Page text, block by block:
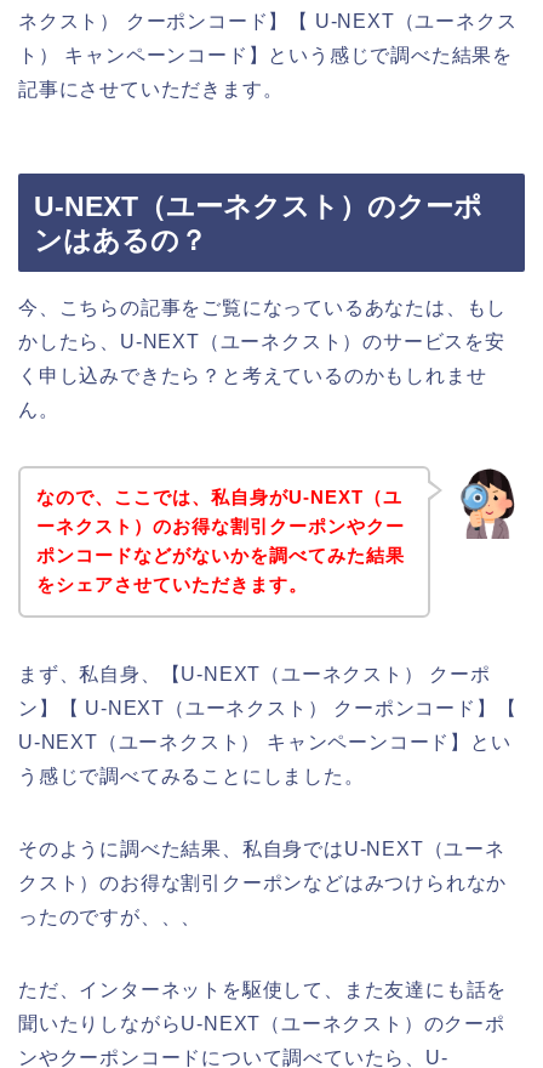
ネクスト） クーポンコード】【 U-NEXT（ユーネクス
ト） キャンペーンコード】という感じで調べた結果を
記事にさせていただきます。
U-NEXT（ユーネクスト）のクーポ
ンはあるの？
今、こちらの記事をご覧になっているあなたは、もし
かしたら、U-NEXT（ユーネクスト）のサービスを安
く申し込みできたら？と考えているのかもしれませ
ん。
なので、ここでは、私自身がU-NEXT（ユ
ーネクスト）のお得な割引クーポンやクー
ポンコードなどがないかを調べてみた結果
をシェアさせていただきます。
まず、私自身、【U-NEXT（ユーネクスト） クーポ
ン】【 U-NEXT（ユーネクスト） クーポンコード】【
U-NEXT（ユーネクスト） キャンペーンコード】とい
う感じで調べてみることにしました。
そのように調べた結果、私自身ではU-NEXT（ユーネ
クスト）のお得な割引クーポンなどはみつけられなか
ったのですが、、、
ただ、インターネットを駆使して、また友達にも話を
聞いたりしながらU-NEXT（ユーネクスト）のクーポ
ンやクーポンコードについて調べていたら、U-